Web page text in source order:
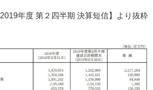
年度 第２四半期 決算短信】より抜粋